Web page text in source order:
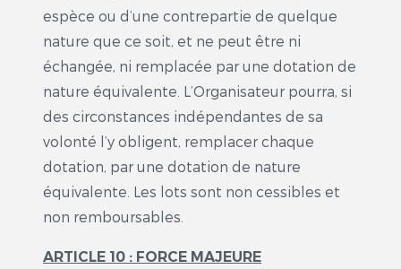
espèce ou d’une contrepartie de quelque
nature que ce soit, et ne peut être ni
échangée, ni remplacée par une dotation de
nature équivalente. L’Organisateur pourra, si
des circonstances indépendantes de sa
volonté l’y obligent, remplacer chaque
dotation, par une dotation de nature
équivalente. Les lots sont non cessibles et
non remboursables.
ARTICLE 10 : FORCE MAJEURE